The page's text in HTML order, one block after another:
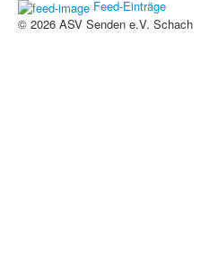
Feed-Einträge
© 2026 ASV Senden e.V. Schach